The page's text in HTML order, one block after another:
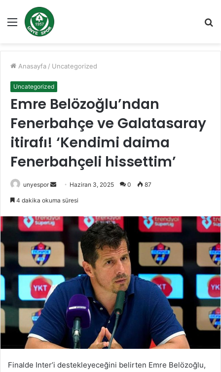
Menü
...
Anasayfa / Uncategorized
Uncategorized
Emre Belözoğlu’ndan
Fenerbahçe ve Galatasaray
itirafı! ‘Kendimi daima
Fenerbahçeli hissettim’
unyespor
Bir
göndermek
Haziran 3, 2025 0 87
4 dakika okuma süresi
Finalde Inter’i destekleyeceğini belirten Emre Belözoğlu,